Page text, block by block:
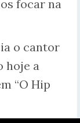
focar na
o cantor
hoje a
“O Hip